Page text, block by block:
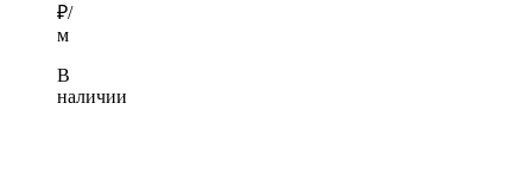
₽/
м
В
наличии